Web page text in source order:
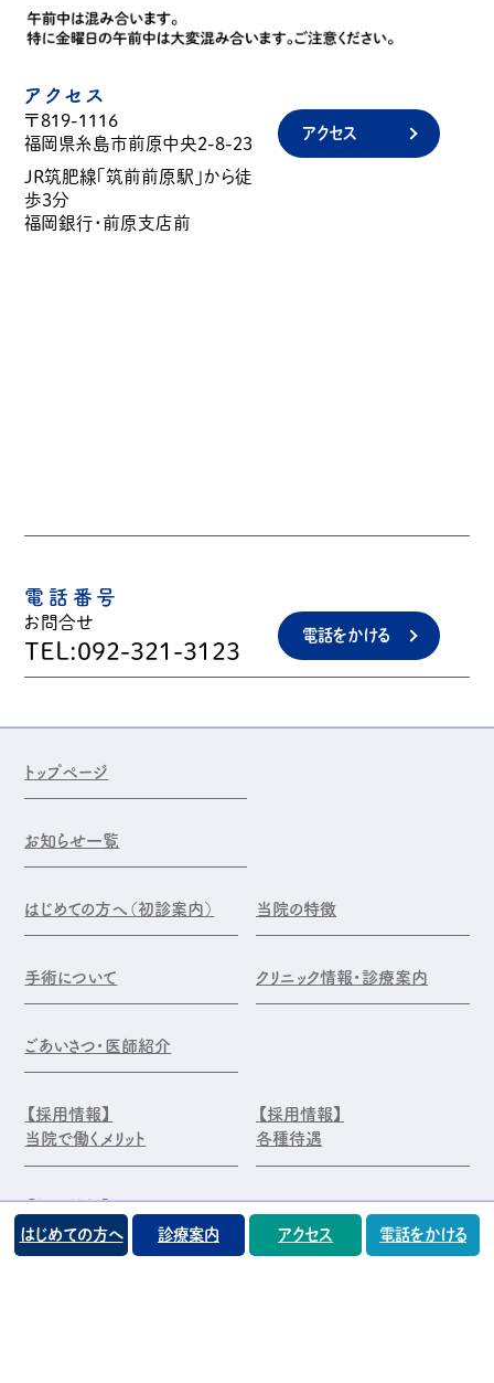
アクセス
〒819-1116
福岡県糸島市前原中央2-8-23
JR筑肥線「筑前前原駅」から徒
歩3分
福岡銀行・前原支店前
アクセス
電話番号
お問合せ
TEL:092-321-3123
電話をかける
トップページ
お知らせ一覧
はじめての方へ（初診案内） 当院の特徴
手術について クリニック情報・診療案内
ごあいさつ・医師紹介
【採用情報】
当院で働くメリット
【採用情報】
各種待遇
【採用情報】
エントリー・お問合せ
はじめての方へ 診療案内 アクセス 電話をかける